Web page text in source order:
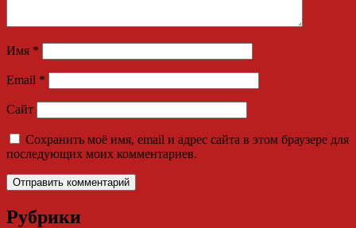
Имя *
Email *
Сайт
Сохранить моё имя, email и адрес сайта в этом браузере для
последующих моих комментариев.
Рубрики